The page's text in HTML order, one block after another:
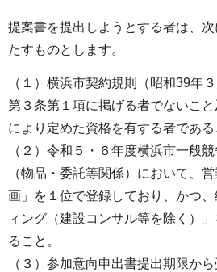
提案書を提出しようとする者は、
たすものとします。
（１）横浜市契約規則（昭和39年
第３条第１項に掲げる者でないこ
により定めた資格を有する者である
（２）令和５・６年度横浜市一般
（物品・委託等関係）において、
画」を１位で登録しており、かつ
ィング（建設コンサル等を除く）
ること。
（３）参加意向申出書提出期限か